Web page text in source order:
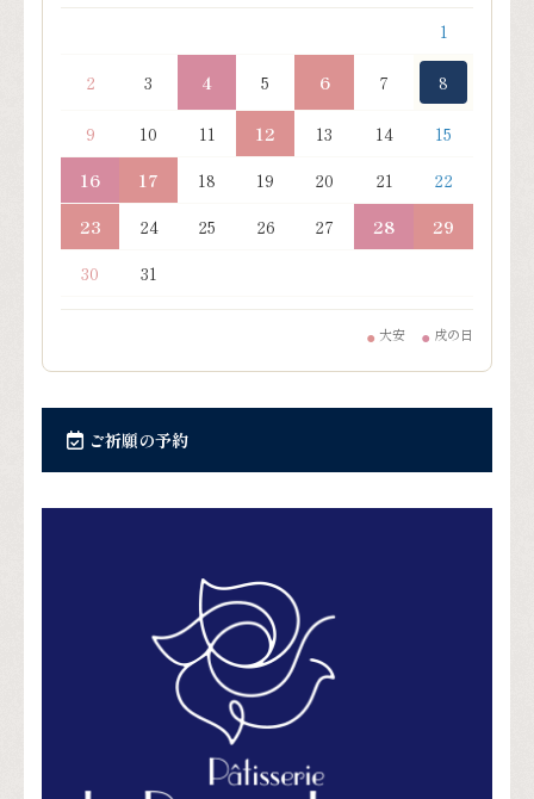
1
2 3 4 5 6 7 8
9 10 11 12 13 14
15
16
17 18 19 20 21
22
23
24 25 26 27 28
29
30
31
● 大安 ● 戌の日
ご祈願の予約